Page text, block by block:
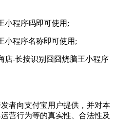
小程序码即可使用;
小程序名称即可使用;
店-长按识别囧囧烧脑王小程序
者向支付宝用户提供，并对本
营行为等的真实性、合法性及